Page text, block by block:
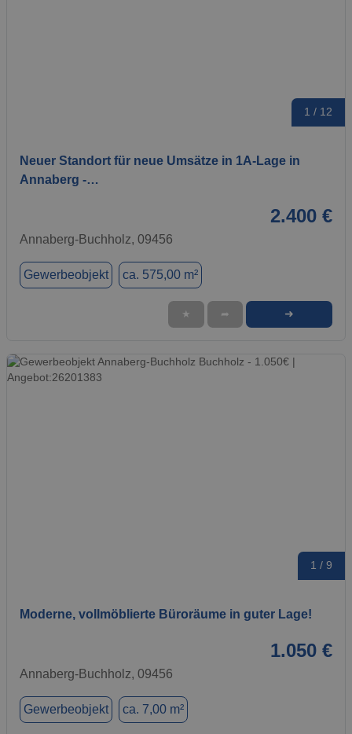
1 / 12
Neuer Standort für neue Umsätze in 1A-Lage in
Annaberg -…
2.400 €
Annaberg-Buchholz, 09456
Gewerbeobjekt ca. 575,00 m²
★ ➦ ➜
1 / 9
Moderne, vollmöblierte Büroräume in guter Lage!
1.050 €
Annaberg-Buchholz, 09456
Gewerbeobjekt ca. 7,00 m²